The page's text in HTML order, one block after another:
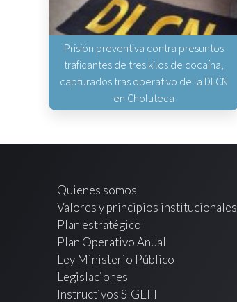
Prisión preventiva contra presuntos
traficantes de tres kilos de cocaína,
capturados tras operativo de la DLCN
en Choluteca
Quienes somos
Valores y principios institucionales
Plan estratégico
Plan Operativo Anual
Ley Ministerio Público
Legislaciones
Instructivos SIGEFI